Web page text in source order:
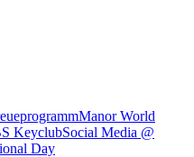
Manor World
KeyclubSocial Media @
Day